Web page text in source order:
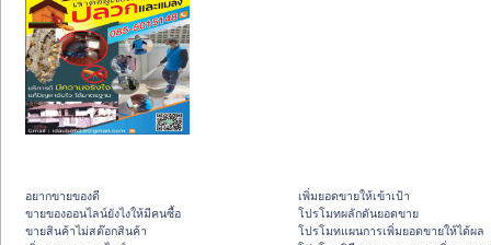
อยากขายของดี
ขายของออนไลน์ยังไงให้มีคนซื้อ
ขายสินค้าไม่สต๊อกสินค้า
เพิ่มยอดขายให้เข้าเป้า
โปรโมทผลักดันยอดขาย
โปรโมทแผนการเพิ่มยอดขายให้ได้ผล